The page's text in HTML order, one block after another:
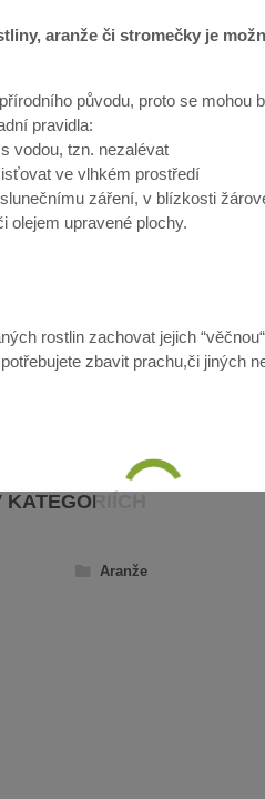
aranže či stromečky je
původu, proto se
pravidla:
vodou, tzn. nezalévat
ve vlhkém prostředí
záření, v blízkosti
olejem upravené plochy.
rostlin zachovat jejich
zbavit prachu,či jiných
Aranže